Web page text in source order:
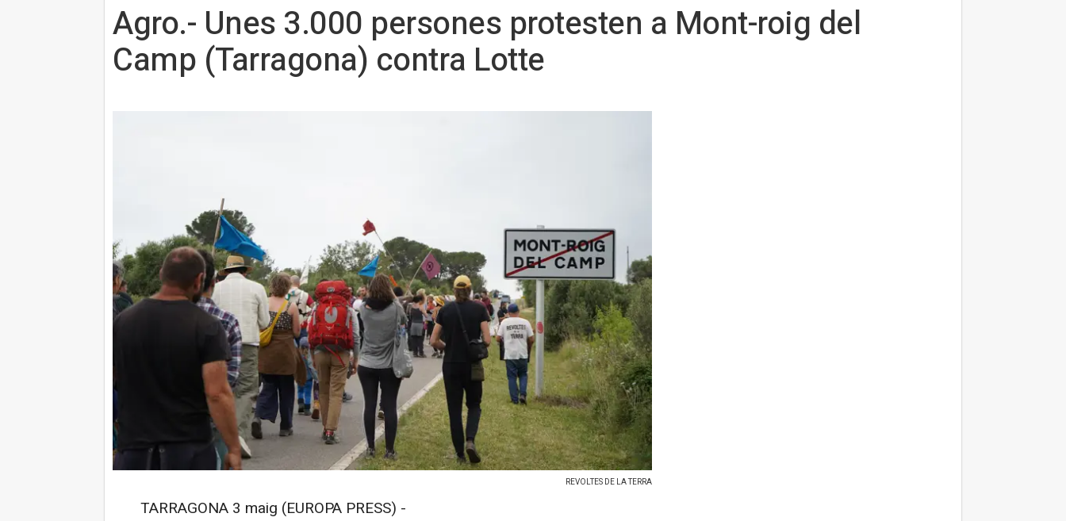
Agro.- Unes 3.000 persones protesten a Mont-roig del
Camp (Tarragona) contra Lotte
REVOLTES DE LA TERRA
TARRAGONA 3 maig (EUROPA PRESS) -